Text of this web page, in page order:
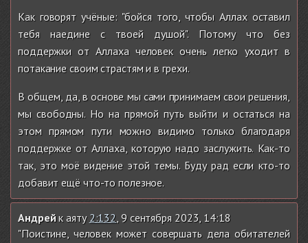
Как говорят учёные: "бойся того, чтобы Аллах оставил
тебя наедине с твоей душой". Потому что без
поддержки от Аллаха человек очень легко уходит в
потакание своим страстям и в грехи.
В общем, да, в основе мы сами принимаем свои решения,
мы свободны. Но на прямой путь выйти и остаться на
этом прямом пути можно видимо только благодаря
поддержке от Аллаха, которую надо заслужить. Как-то
так, это моё видение этой темы. Буду рад если кто-то
добавит ещё что-то полезное.
Андрейк аяту 2:132, 9 сентября 2023, 14:18
"Поистине, человек может совершать дела обитателей